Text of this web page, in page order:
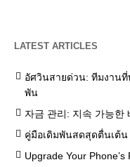
LATEST ARTICLES
อัศวินสายด่วน: ทีมงานที่
พัน
자금 관리: 지속 가능한
คู่มือเดิมพันสดสุดตื่นเต้
Upgrade Your